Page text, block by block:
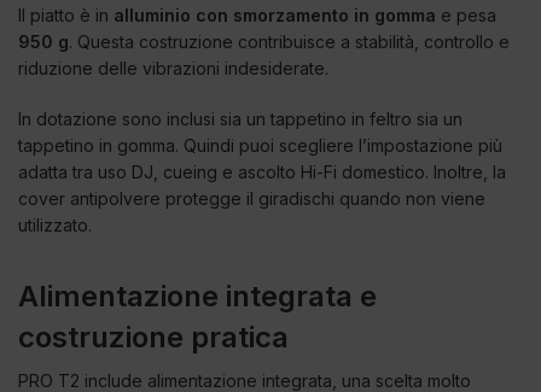
Il piatto è in alluminio con smorzamento in gomma e pesa
950 g. Questa costruzione contribuisce a stabilità, controllo e
riduzione delle vibrazioni indesiderate.
In dotazione sono inclusi sia un tappetino in feltro sia un
tappetino in gomma. Quindi puoi scegliere l’impostazione più
adatta tra uso DJ, cueing e ascolto Hi-Fi domestico. Inoltre, la
cover antipolvere protegge il giradischi quando non viene
utilizzato.
Alimentazione integrata e
costruzione pratica
PRO T2 include alimentazione integrata, una scelta molto